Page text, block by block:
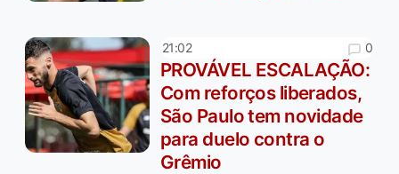
21:02 0
PROVÁVEL ESCALAÇÃO:
Com reforços liberados,
São Paulo tem novidade
para duelo contra o
Grêmio